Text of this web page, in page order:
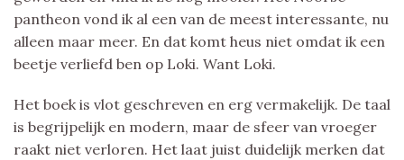
pantheon vond ik al een van de meest interessante, nu
alleen maar meer. En dat komt heus niet omdat ik een
beetje verliefd ben op Loki. Want Loki.
Het boek is vlot geschreven en erg vermakelijk. De taal
is begrijpelijk en modern, maar de sfeer van vroeger
raakt niet verloren. Het laat juist duidelijk merken dat